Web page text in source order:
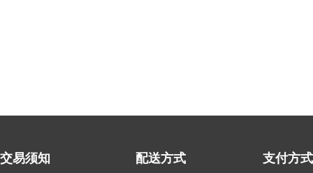
交易须知 配送方式 支付方式